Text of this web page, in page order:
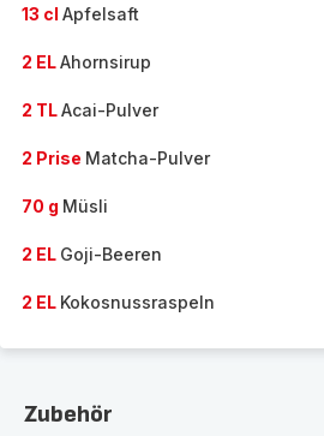
13 cl Apfelsaft
2 ELAhornsirup
2 TLAcai-Pulver
2 Prise Matcha-Pulver
70 g Müsli
2 EL Goji-Beeren
2 EL Kokosnussraspeln
Zubehör